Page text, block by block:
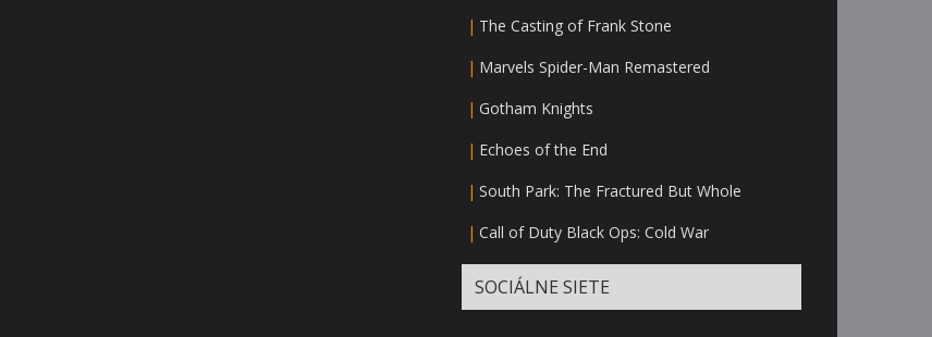
| The Casting of Frank Stone
| Marvels Spider-Man Remastered
| Gotham Knights
| Echoes of the End
| South Park: The Fractured But Whole
| Call of Duty Black Ops: Cold War
SOCIÁLNE SIETE